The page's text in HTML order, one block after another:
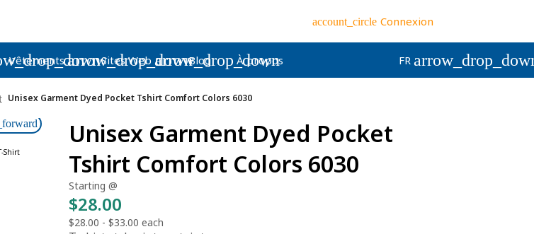
account_circle Connexion
Vêtements arrow_drop_down
Sites Web arrow_drop_down
Blog À propos FR
Unisex Garment Dyed Pocket Tshirt Comfort Colors 6030
Unisex Garment Dyed Pocket
Tshirt Comfort Colors 6030
Starting @
$28.00
$28.00 - $33.00 each